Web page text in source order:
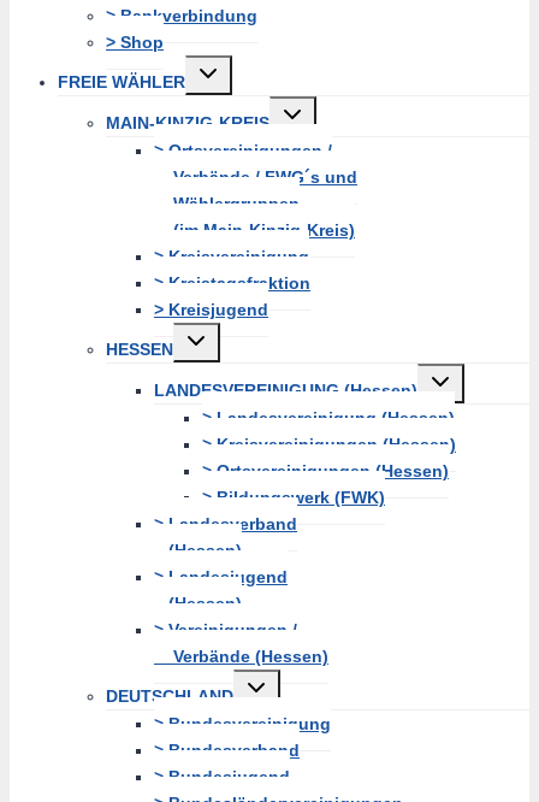
> Bankverbindung
> Shop
FREIE WÄHLER
Untermenü
erweitern
MAIN-KINZIG-KREIS
Untermenü
erweitern
> Ortsvereinigungen /
Verbände / FWG´s und
Wählergruppen
(im Main-Kinzig-Kreis)
> Kreisvereinigung
> Kreistagsfraktion
> Kreisjugend
HESSEN
Untermenü
erweitern
LANDESVEREINIGUNG (Hessen)
Untermenü
erweitern
> Landesvereinigung (Hessen)
> Kreisvereinigungen (Hessen)
> Ortsvereinigungen (Hessen)
> Bildungswerk (FWK)
> Landesverband
(Hessen)
> Landesjugend
(Hessen)
> Vereinigungen /
Verbände (Hessen)
DEUTSCHLAND
Untermenü
erweitern
> Bundesvereinigung
> Bundesverband
> Bundesjugend